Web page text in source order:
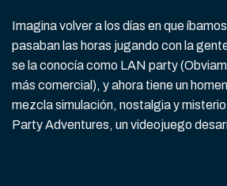
Imagina volver a los días en que
pasaban las horas jugando con la
se la conocía como LAN party
más comercial), y ahora tiene un
mezcla simulación, nostalgia y
Party Adventures, un videojuego